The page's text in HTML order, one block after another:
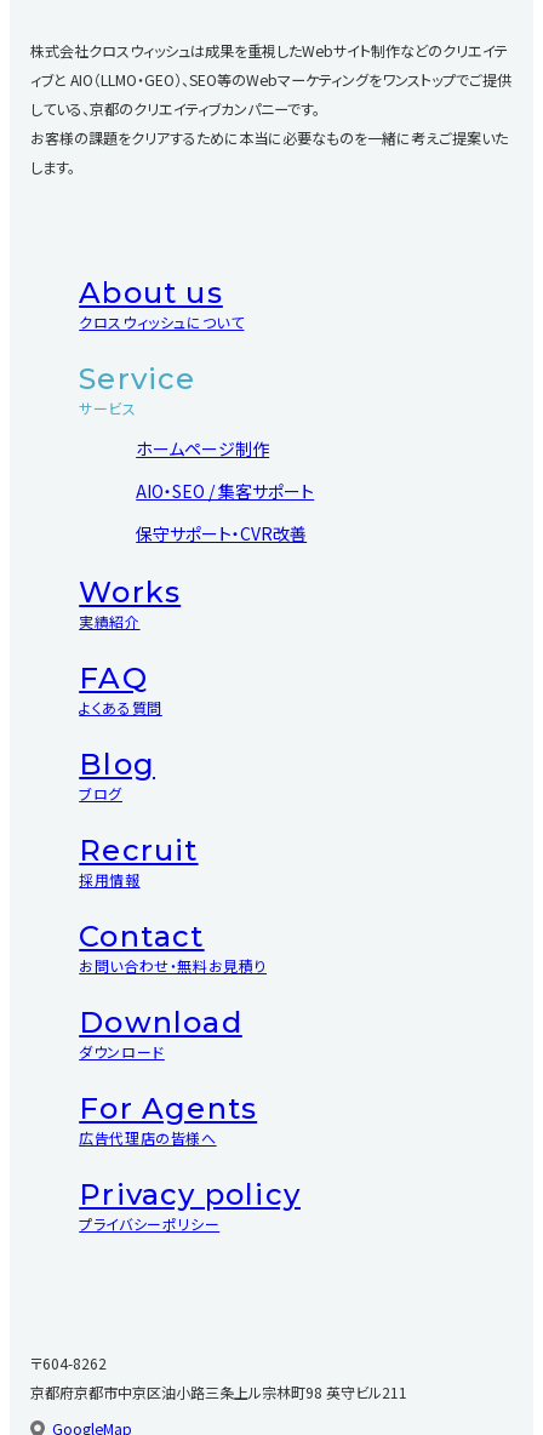
株式会社クロスウィッシュは成果を重視したWebサイト制作などのクリエイテ
ィブと AIO（LLMO・GEO）、SEO等のWebマーケティングをワンストップでご提供
している、京都のクリエイティブカンパニーです。
お客様の課題をクリアするために本当に必要なものを一緒に考えご提案いた
します。
〒604-8262
京都府京都市中京区油小路三条上ル宗林町98 英守ビル211
GoogleMap
About us
クロスウィッシュについて
Service
サービス
ホームページ制作
AIO・SEO / 集客サポート
保守サポート・CVR改善
Works
実績紹介
FAQ
よくある質問
Blog
ブログ
Recruit
採用情報
Contact
お問い合わせ・無料お見積り
Download
ダウンロード
For Agents
広告代理店の皆様へ
Privacy policy
プライバシーポリシー